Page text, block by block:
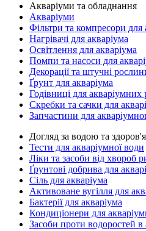
Акваріуми та обладнання
Акваріуми
Фільтри та компресори для
Нагрівачі для акваріума
Освітлення для акваріума
Помпи та насоси для
Декорації та штучні
Ґрунт для акваріума
Годівниці для акваріумних
Скребки та сачки для
Запчастини для
Догляд за водою та
Тести для акваріумної води
Ліки та засоби від хвороб
Ґрунтові добрива для
Сіль для акваріума
Активоване вугілля для
Бактерії для акваріума
Кондиціонери для
Засоби проти водоростей в